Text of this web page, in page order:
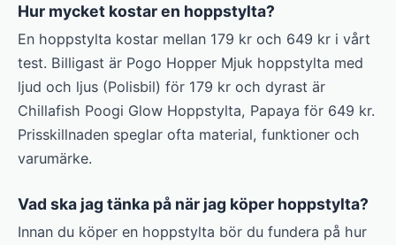
Hur mycket kostar en hoppstylta?
En hoppstylta kostar mellan 179 kr och 649 kr i vårt
test. Billigast är Pogo Hopper Mjuk hoppstylta med
ljud och ljus (Polisbil) för 179 kr och dyrast är
Chillafish Poogi Glow Hoppstylta, Papaya för 649 kr.
Prisskillnaden speglar ofta material, funktioner och
varumärke.
Vad ska jag tänka på när jag köper hoppstylta?
Innan du köper en hoppstylta bör du fundera på hur